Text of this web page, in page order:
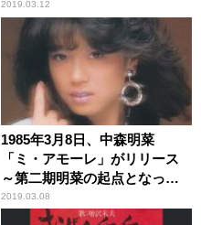
「サムシング」にインスピレ
ーションを与えた曲とは
2019.03.12
1985年3月8日、中森明菜
「ミ・アモーレ」がリリース
～第二期明菜の起点となった
名曲
2019.03.08